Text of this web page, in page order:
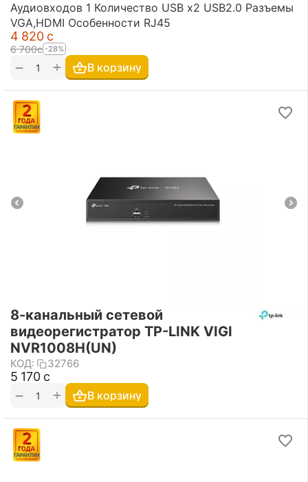
Аудиовходов 1 Количество USB х2 USB2.0 Разъемы
VGA,HDMI Особенности RJ45
4 820 с
6 700с -28%
+
− В корзину
8-канальный сетевой
видеорегистратор TP-LINK VIGI
NVR1008H(UN)
КОД: 32766
5 170 с
+
− В корзину